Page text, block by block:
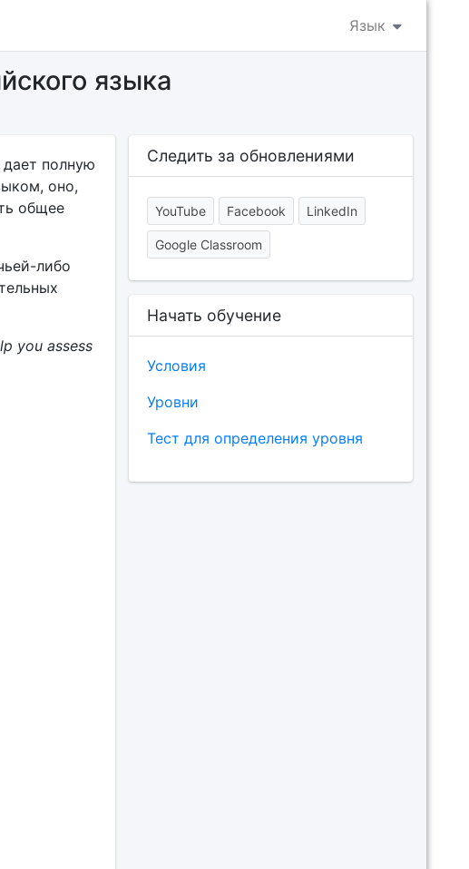
Язык
языка
полную
оно,
общее
либо
you assess
Следить за обновлениями
YouTube Facebook LinkedIn
Google Classroom
Начать обучение
Условия
Уровни
Тест для определения уровня